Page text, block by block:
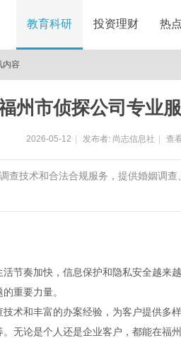
教育科研 投资理财 热
内容
州市侦探公司专业
2026-05-12 发布者: 尚志信息社 查
查技术和合法合规服务，提供婚姻调
节奏加快，信息保护和隐私安全越来
重要力量。
术和丰富的办案经验，为客户提供多
无论是个人还是企业客户，都能在福